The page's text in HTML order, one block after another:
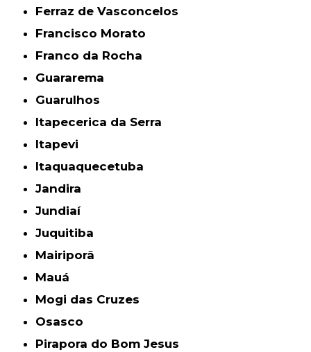
Ferraz de Vasconcelos
Francisco Morato
Franco da Rocha
Guararema
Guarulhos
Itapecerica da Serra
Itapevi
Itaquaquecetuba
Jandira
Jundiaí
Juquitiba
Mairiporã
Mauá
Mogi das Cruzes
Osasco
Pirapora do Bom Jesus